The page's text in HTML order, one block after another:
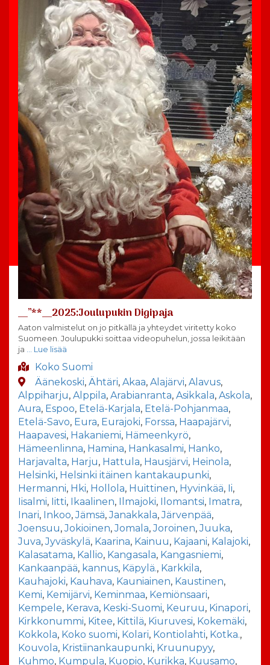
__”**__2025:Joulupukin Digipaja
Aaton valmistelut on jo pitkällä ja yhteydet viritetty koko
Suomeen. Joulupukki soittaa videopuhelun, jossa leikitään
ja … Lue lisää
Koko Suomi
Äänekoski, Ähtäri, Akaa, Alajärvi, Alavus,
Alppiharju, Alppila, Arabianranta, Asikkala, Askola,
Aura, Espoo, Etelä-Karjala, Etelä-Pohjanmaa,
Etelä-Savo, Eura, Eurajoki, Forssa, Haapajärvi,
Haapavesi, Hakaniemi, Hämeenkyrö,
Hämeenlinna, Hamina, Hankasalmi, Hanko,
Harjavalta, Harju, Hattula, Hausjärvi, Heinola,
Helsinki, Helsinki itäinen kantakaupunki,
Hermanni, Hki, Hollola, Huittinen, Hyvinkää, Ii,
Iisalmi, Iitti, Ikaalinen, Ilmajoki, Ilomantsi, Imatra,
Inari, Inkoo,Jämsä,Janakkala,Järvenpää,
Joensuu,Jokioinen,Jomala,Joroinen,Juuka,
Juva,Jyväskylä, Kaarina, Kainuu, Kajaani, Kalajoki,
Kalasatama, Kallio, Kangasala, Kangasniemi,
Kankaanpää, kannus, Käpylä., Karkkila,
Kauhajoki, Kauhava, Kauniainen, Kaustinen,
Kemi, Kemijärvi, Keminmaa, Kemiönsaari,
Kempele, Kerava, Keski-Suomi, Keuruu, Kinapori,
Kirkkonummi, Kitee, Kittilä, Kiuruvesi, Kokemäki,
Kokkola, Koko suomi, Kolari, Kontiolahti, Kotka.,
Kouvola, Kristiinankaupunki, Kruunupyy,
Kuhmo, Kumpula, Kuopio, Kurikka, Kuusamo,